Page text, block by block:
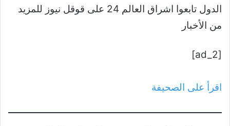
الدول تابعوا اشراق العالم 24 على قوقل نيوز للمزيد
من الأخبار
[ad_2]
اقرأ على الصحيفة